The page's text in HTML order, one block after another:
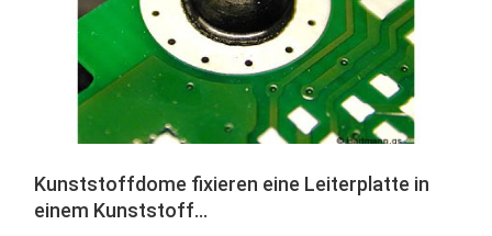
Kunststoffdome fixieren eine Leiterplatte in
einem Kunststoff...